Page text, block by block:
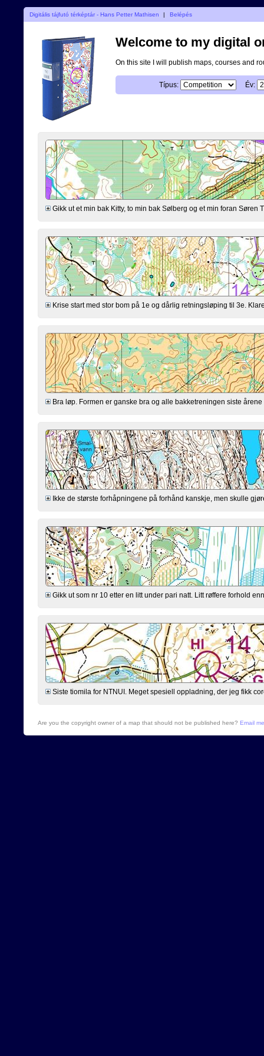
Digitális tájfutó térképtár - Hans Petter Mathisen | Belépés
Welcome to my digital
On this site I will publish maps, courses and
Típus: Év:
Gikk ut et min bak Kitty, to min bak Sølberg og et min foran
Krise start med stor bom på 1e og dårlig retningsløping til 3e.
Bra løp. Formen er ganske bra og alle bakketreningen siste
Ikke de største forhåpningene på forhånd kanskje, men skulle
Gikk ut som nr 10 etter en litt under pari natt. Litt røffere forhold
Siste tiomila for NTNUI. Meget spesiell oppladning, der jeg fikk
Are you the copyright owner of a map that should not be published here? Email me